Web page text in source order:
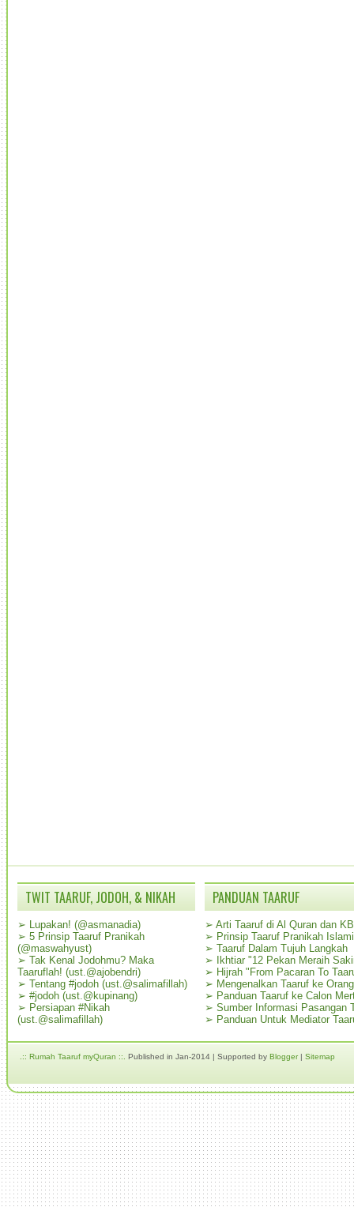
TWIT TAARUF, JODOH, & NIKAH
➢ Lupakan! (@asmanadia)
➢ 5 Prinsip Taaruf Pranikah
(@maswahyust)
➢ Tak Kenal Jodohmu? Maka
Taaruflah! (ust.@ajobendri)
➢ Tentang #jodoh (ust.@salimafillah)
➢ #jodoh (ust.@kupinang)
➢ Persiapan #Nikah
(ust.@salimafillah)
PANDUAN TAARUF
➢ Arti Taaruf di Al Quran dan
➢ Prinsip Taaruf Pranikah Islami
➢ Taaruf Dalam Tujuh Langkah
➢
Ikhtiar "12 Pekan Meraih
➢ Hijrah "From Pacaran To
➢ Mengenalkan Taaruf ke
➢ Panduan Taaruf ke Calon
➢ Sumber Informasi Pasangan
➢ Panduan Untuk Mediator
.:: Rumah Taaruf myQuran ::. Published in Jan-2014 | Supported by Blogger| Sitemap